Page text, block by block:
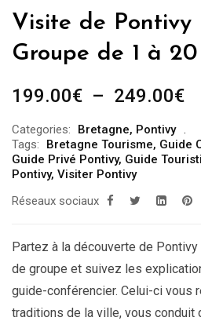
Visite de Pontivy
Groupe de 1 à
199.00€ – 249.00€
Categories: Bretagne, Pontivy
Tags:
Bretagne Tourisme, Guide
Guide Privé Pontivy, Guide
Pontivy, Visiter Pontivy
Réseaux sociaux
Partez à la découverte de Pontivy
de groupe et suivez les
guide-conférencier. Celui-ci vous
traditions de la ville, vous conduit